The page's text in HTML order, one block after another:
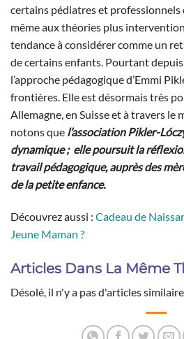
certains pédiatres et professionnels
même aux théories plus
tendance à considérer comme un
de certains enfants. Pourtant depuis
l’approche pédagogique d’Emmi
frontières. Elle est désormais très
Allemagne, en Suisse et à travers le
notons que l’association Pikler-
dynamique ; elle poursuit la
travail pédagogique, auprès des
de la petite enfance.
Découvrez aussi : Cadeau de
Jeune Maman ?
Articles Dans La Même
Désolé, il n'y a pas d'articles